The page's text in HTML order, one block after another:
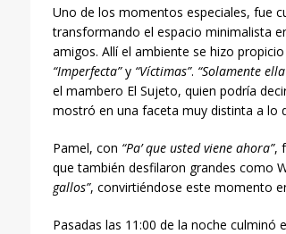
Uno de los momentos especiales, fue
transformando el espacio minimalista
amigos. Allí el ambiente se hizo
“Imperfecta”y “Víctimas”. “Solamente
el mambero El Sujeto, quien podría
mostró en una faceta muy distinta a lo
Pamel, con “Pa’ que usted viene ahora”,
que también desfilaron grandes como
gallos”, convirtiéndose este momento
Pasadas las 11:00 de la noche